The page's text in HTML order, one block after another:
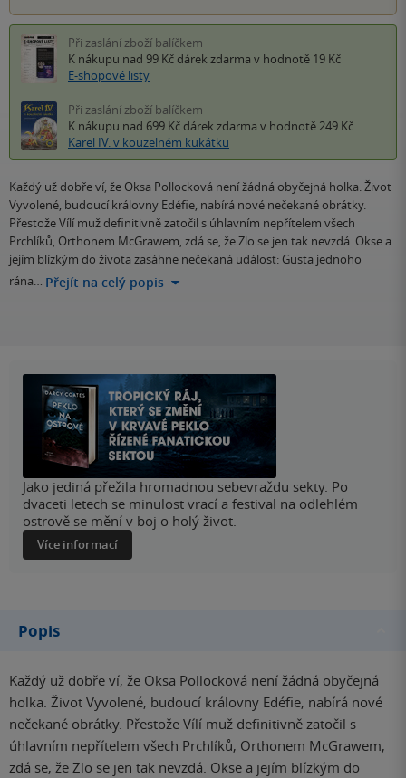
Při zaslání zboží balíčkem
K nákupu nad 99 Kč dárek zdarma v hodnotě 19 Kč
E-shopové listy
Při zaslání zboží balíčkem
K nákupu nad 699 Kč dárek zdarma v hodnotě 249 Kč
Karel IV. v kouzelném kukátku
Každý už dobře ví, že Oksa Pollocková není žádná obyčejná holka. Život
Vyvolené, budoucí královny Edéfie, nabírá nové nečekané obrátky.
Přestože Vílí muž definitivně zatočil s úhlavním nepřítelem všech
Prchlíků, Orthonem McGrawem, zdá se, že Zlo se jen tak nevzdá. Okse a
jejím blízkým do života zasáhne nečekaná událost: Gusta jednoho
rána… Přejít na celý popis
Jako jediná přežila hromadnou sebevraždu sekty. Po
dvaceti letech se minulost vrací a festival na odlehlém
ostrově se mění v boj o holý život.
Více informací
Popis
Každý už dobře ví, že Oksa Pollocková není žádná obyčejná
holka. Život Vyvolené, budoucí královny Edéfie, nabírá nové
nečekané obrátky. Přestože Vílí muž definitivně zatočil s
úhlavním nepřítelem všech Prchlíků, Orthonem McGrawem,
zdá se, že Zlo se jen tak nevzdá. Okse a jejím blízkým do